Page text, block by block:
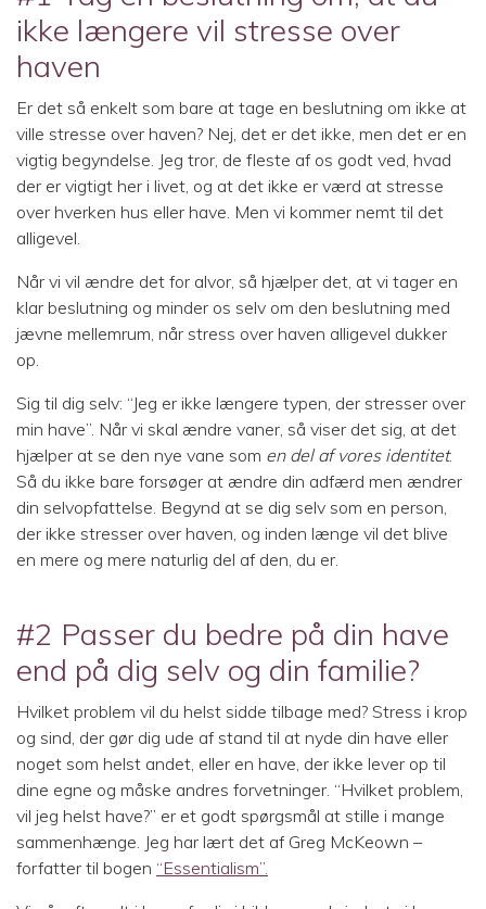
ikke længere vil stresse over
haven
Er det så enkelt som bare at tage en beslutning om ikke at
ville stresse over haven? Nej, det er det ikke, men det er en
vigtig begyndelse. Jeg tror, de fleste af os godt ved, hvad
der er vigtigt her i livet, og at det ikke er værd at stresse
over hverken hus eller have. Men vi kommer nemt til det
alligevel.
Når vi vil ændre det for alvor, så hjælper det, at vi tager en
klar beslutning og minder os selv om den beslutning med
jævne mellemrum, når stress over haven alligevel dukker
op.
Sig til dig selv: “Jeg er ikke længere typen, der stresser over
min have”. Når vi skal ændre vaner, så viser det sig, at det
hjælper at se den nye vane som en del af vores identitet.
Så du ikke bare forsøger at ændre din adfærd men ændrer
din selvopfattelse. Begynd at se dig selv som en person,
der ikke stresser over haven, og inden længe vil det blive
en mere og mere naturlig del af den, du er.
#2 Passer du bedre på din have
end på dig selv og din familie?
Hvilket problem vil du helst sidde tilbage med? Stress i krop
og sind, der gør dig ude af stand til at nyde din have eller
noget som helst andet, eller en have, der ikke lever op til
dine egne og måske andres forvetninger. “Hvilket problem,
vil jeg helst have?” er et godt spørgsmål at stille i mange
sammenhænge. Jeg har lært det af Greg McKeown –
forfatter til bogen “Essentialism”.